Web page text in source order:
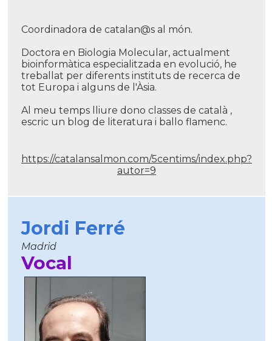
Coordinadora de catalan@s al món.
Doctora en Biologia Molecular, actualment
bioinformàtica especialitzada en evolució, he
treballat per diferents instituts de recerca de
tot Europa i alguns de l'Àsia.
Al meu temps lliure dono classes de català ,
escric un blog de literatura i ballo flamenc.
https://catalansalmon.com/5centims/index.php?
autor=9
Jordi Ferré
Madrid
Vocal